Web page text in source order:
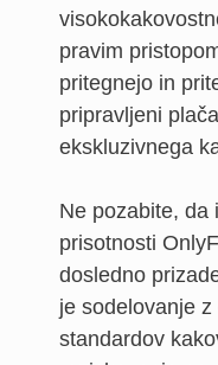
pravim
pritegnejo in
pripravljeni
ekskluzivnega
Ne pozabite, da
prisotnosti
dosledno
je sodelovanje
standardov